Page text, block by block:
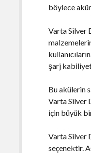
böylece
Varta Silver
şarj
Bu akülerin
Varta Silver
için büyük
Varta Silver
seçenektir.